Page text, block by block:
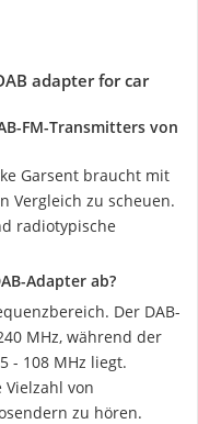
adapter for car
FM-Transmitters von
Garsent braucht mit
Vergleich zu scheuen.
radiotypische
Adapter ab?
Der DAB-
MHz, während der
- 108 MHz liegt.
von
zu hören.